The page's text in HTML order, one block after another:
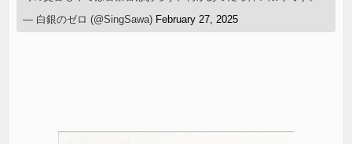
— 白銀のゼロ (@SingSawa) February 27, 2025